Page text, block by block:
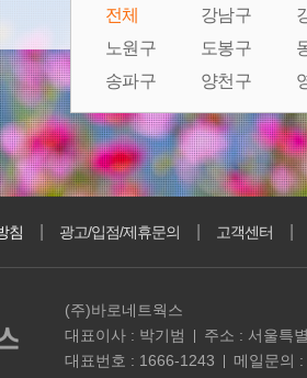
전체 강남구
노원구
도봉구
송파구
양천구
침 광고/입점/제휴문의 고객센터
(주)바로네트웍스
대표이사 : 박기범
주소 : 서울특
대표번호 : 1666-1243
메일문의